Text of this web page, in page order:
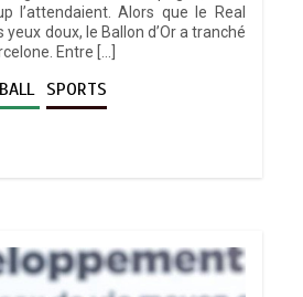
l’attendaient. Alors que le Real
doux, le Ballon d’Or a tranché
Entre […]
SPORTS